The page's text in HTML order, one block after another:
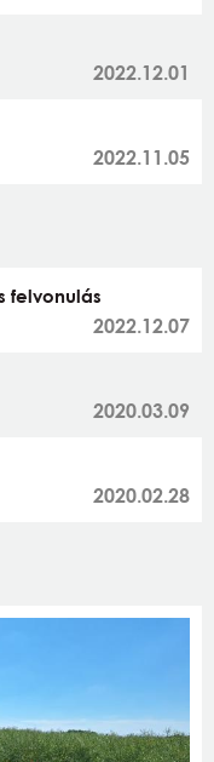
2022.12.01
2022.11.05
felvonulás
2022.12.07
2020.03.09
2020.02.28